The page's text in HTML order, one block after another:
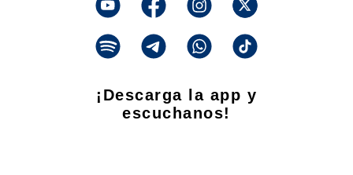
¡Descarga la app y
escuchanos!